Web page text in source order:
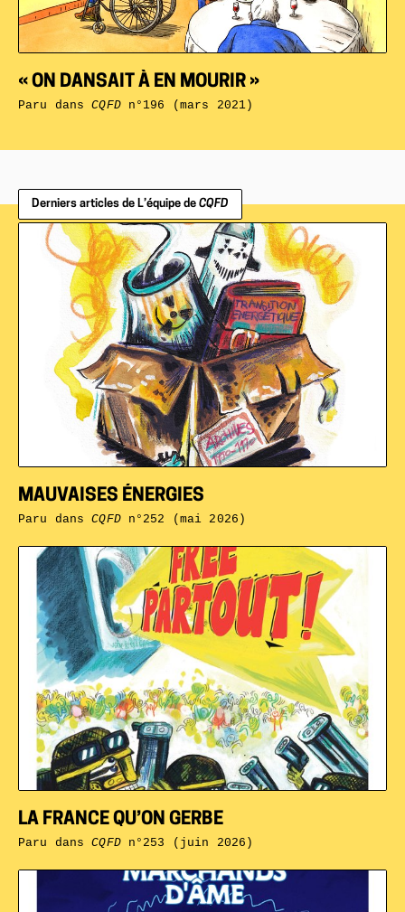
« ON DANSAIT À EN MOURIR »
Paru dansCQFDn°196 (mars 2021)
Derniers articles de L’équipe de CQFD
LA FRANCE QU’ON GERBE
Paru dansCQFDn°253 (juin 2026)
MAUVAISES ÉNERGIES
Paru dansCQFDn°252 (mai 2026)